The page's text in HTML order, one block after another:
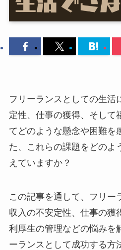
フリーランスとしての生活
定性、仕事の獲得、そして
てどのような懸念や困難を
た、これらの課題をどのよ
えていますか？
この記事を通して、フリー
収入の不安定性、仕事の獲
利厚生の管理などの悩みを
ーランスとして成功する方